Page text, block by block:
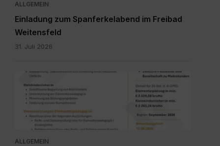
ALLGEMEIN
Einladung zum Spanferkelabend im Freibad
Weitensfeld
31. Juli 2026
Personalpool
Bezirk
Feldkirchen
St.
Veit.pdf
ALLGEMEIN